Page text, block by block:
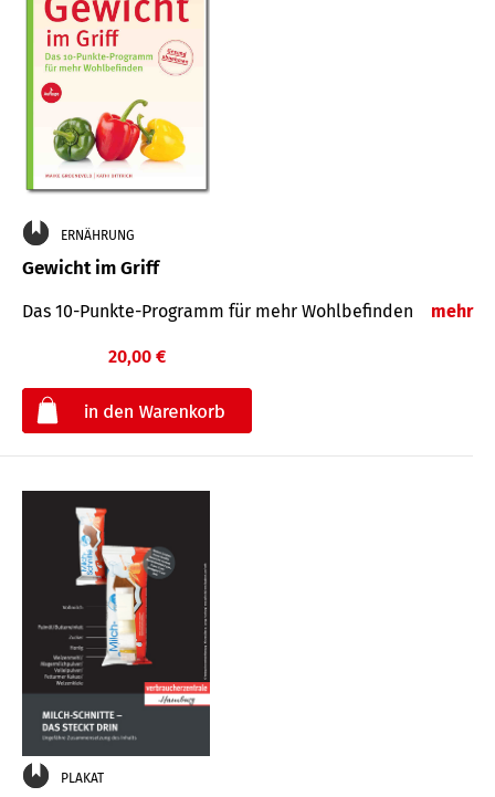
ERNÄHRUNG
Gewicht im Griff
Das 10-Punkte-Programm für mehr Wohlbefinden mehr
20,00 €
PLAKAT